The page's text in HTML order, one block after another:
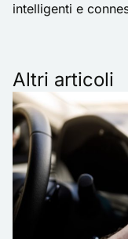
intelligenti e
Altri articoli